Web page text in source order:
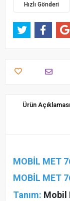
Hızlı Gönderi
Ürün Açıklaması
MOBİL MET
MOBİL MET
Tanım: Mobil